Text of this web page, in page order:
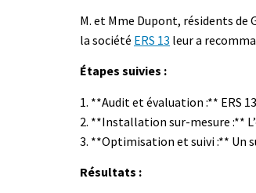
M. et Mme Dupont, résidents
la société ERS 13 leur a
Étapes suivies :
1. **Audit et évaluation :** ERS
2. **Installation sur-mesure :**
3. **Optimisation et suivi :** Un
Résultats :